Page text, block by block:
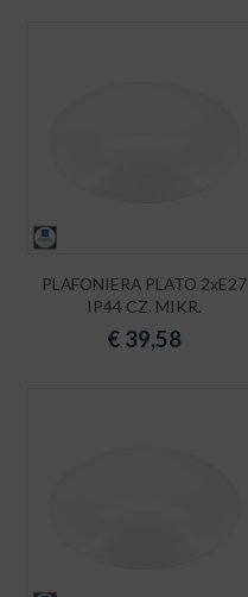
PLAFONIERA PLATO 2xE27
IP44 CZ. MIKR.
€ 39,58